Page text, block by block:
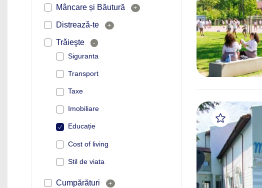
Mâncare și Băutură +
Distreazǎ-te +
Trǎieşte -
Siguranta
Transport
Taxe
Imobiliare
Educație
Cost of living
Stil de viata
Cumpărături +